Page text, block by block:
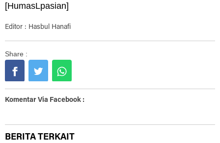
[HumasLpasian]
Editor : Hasbul Hanafi
Share :
Komentar Via Facebook :
BERITA TERKAIT